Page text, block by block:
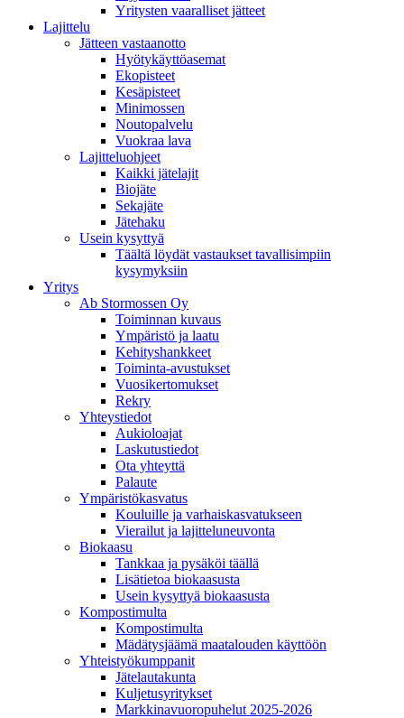
Yritysten vaaralliset jätteet
Lajittelu
Jätteen vastaanotto
Hyötykäyttöasemat
Ekopisteet
Kesäpisteet
Minimossen
Noutopalvelu
Vuokraa lava
Lajitteluohjeet
Kaikki jätelajit
Biojäte
Sekajäte
Jätehaku
Usein kysyttyä
Täältä löydät vastaukset tavallisimpiin
kysymyksiin
Yritys
Ab Stormossen Oy
Toiminnan kuvaus
Ympäristö ja laatu
Kehityshankkeet
Toiminta-avustukset
Vuosikertomukset
Rekry
Yhteystiedot
Aukioloajat
Laskutustiedot
Ota yhteyttä
Palaute
Ympäristökasvatus
Kouluille ja varhaiskasvatukseen
Vierailut ja lajitteluneuvonta
Biokaasu
Tankkaa ja pysäköi täällä
Lisätietoa biokaasusta
Usein kysyttyä biokaasusta
Kompostimulta
Kompostimulta
Mädätysjäämä maatalouden käyttöön
Yhteistyökumppanit
Jätelautakunta
Kuljetusyritykset
Markkinavuoropuhelut 2025-2026